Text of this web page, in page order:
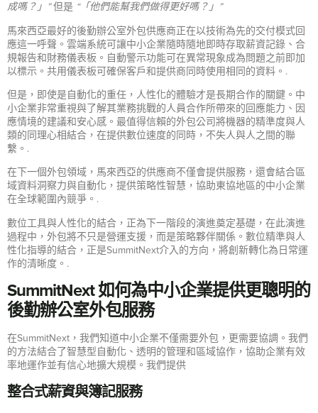
成嗎？」”但是 “「他們能幫我們做得更好嗎？」”
馬來西亞最好的後勤辦公室外包供應商正在以技術為先的交付模式回
應這一呼聲。雲端系統可讓中小企業隨時隨地即時存取薪資記錄、合
規報告和財務儀表板。自動警示功能可在異常現象成為問題之前即加
以標示。共用儀表板可確保客戶和提供商同時使用相同的資料。.
但是，即使是自動化的重任，人性化的體驗才是長期合作的關鍵。中
小企業非常重視與了解其業務挑戰的人員合作所帶來的回應能力、因
應情境的建議和安心感。最值得信賴的外包公司將機器的精準度與人
類的同理心相結合，在提供數位速度的同時，不失人與人之間的聯
繫。.
在下一個外包領域，馬來西亞的供應商不僅會提供服務，還會結合區
域資料洞察力與自動化，提供策略性智慧，協助東協地區的中小企業
在全球範圍內競爭。.
數位工具與人性化的結合，正為下一階段的演進奠定基礎，在此演進
過程中，外包將不只是營運支援，而是策略夥伴關係。數位精準與人
性化指導的結合，正是SummitNext介入的方向，將創新轉化為日常運
作的清晰度。.
SummitNext 如何為中小企業提供更聰明的
後勤辦公室外包服務
在SummitNext，我們知道中小企業不僅需要外包，更需要協調。我們
的方法結合了智慧型自動化、透明的管理和區域協作，協助企業有效
率地運作並有信心地擴大規模。我們提供
整合式薪資與簿記服務